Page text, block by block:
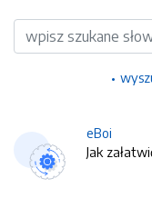
Wyszukiwarka
eBoi
Jak